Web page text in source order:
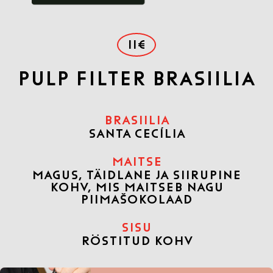
11€
PULP FILTER BRASIILIA
BRASIILIA
SANTA CECÍLIA
MAITSE
MAGUS, TÄIDLANE JA SIIRUPINE
KOHV, MIS MAITSEB NAGU
PIIMAŠOKOLAAD
SISU
RÖSTITUD KOHV